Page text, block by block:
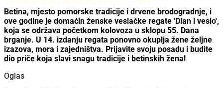
Betina, mjesto pomorske tradicije i drvene brodogradnje, i
ove godine je domaćin ženske veslačke regate 'Dlan i veslo',
koja se održava početkom kolovoza u sklopu 55. Dana
brganje. U 14. izdanju regata ponovno okuplja žene željne
izazova, mora i zajedništva. Prijavite svoju posadu i budite
dio priče koja slavi snagu tradicije i betinskih žena!
Oglas